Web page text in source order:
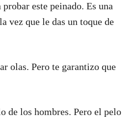
este peinado. Es una
vez que le das un toque de
olas. Pero te garantizo que
de los hombres. Pero el pelo